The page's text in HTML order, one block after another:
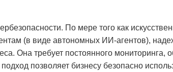
По мере того как
(в виде автономных ИИ-агентов),
Она требует постоянного мониторинга,
позволяет бизнесу безопасно